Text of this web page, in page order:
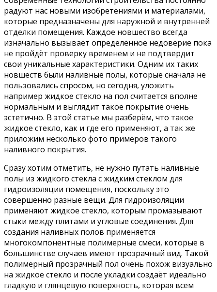
радуют нас новыми изобретениями и материалами,
которые предназначены для наружной и внутренней
отделки помещения. Каждое новшество всегда
изначально вызывает определённое недоверие пока
не пройдёт проверку временем и не подтвердит
свои уникальные характеристики. Одним их таких
новшеств были наливные полы, которые сначала не
пользовались спросом, но сегодня, уложить
например жидкое стекло на пол считается вполне
нормальным и выглядит такое покрытие очень
эстетично. В этой статье мы разберём, что такое
жидкое стекло, как и где его применяют, а так же
приложим несколько фото примеров такого
наливного покрытия.
Сразу хотим отметить, не нужно путать наливные
полы из жидкого стекла с жидким стеклом для
гидроизоляции помещения, поскольку это
совершенно разные вещи. Для гидроизоляции
применяют жидкое стекло, которым промазывают
стыки между плитами и угловые соединения. Для
создания наливных полов применяется
многокомпонентные полимерные смеси, которые в
большинстве случаев имеют прозрачный вид. Такой
полимерный прозрачный пол очень похож визуально
на жидкое стекло и после укладки создаёт идеально
гладкую и глянцевую поверхность, которая всем